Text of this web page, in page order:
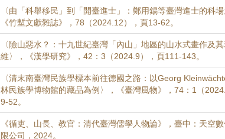
〈由「科舉移民」到「開臺進士」：鄭用錫等臺灣進士的科場
《竹塹文獻雜誌》，78（2024.12），頁13-62。
〈險山惡水？：十九世紀臺灣「內山」地區的山水式畫作及
維〉，《漢學研究》，42：3（2024.9），頁111-143。
〈清末南臺灣民族學標本前往德國之路：以Georg
林民族學博物館的藏品為例〉，《臺灣風物》，74：1（
9-52。
《循吏、山長、教官：清代臺灣儒學人物論》，臺中：天空
限公司，2024。